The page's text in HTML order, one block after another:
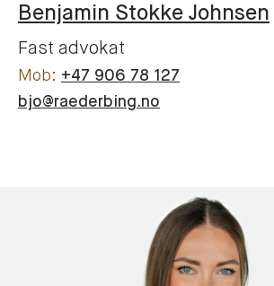
Benjamin Stokke Johnsen
Fast advokat
+47 906 78 127
bjo@raederbing.no